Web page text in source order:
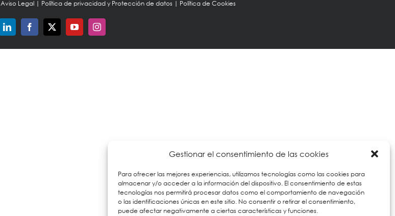
Gestionar el consentimiento de las cookies
Para ofrecer las mejores experiencias, utilizamos tecnologías como las cookies para
almacenar y/o acceder a la información del dispositivo. El consentimiento de estas
tecnologías nos permitirá procesar datos como el comportamiento de navegación
o las identificaciones únicas en este sitio. No consentir o retirar el consentimiento,
puede afectar negativamente a ciertas características y funciones.
Aviso Legal | Política de privacidad y Protección de datos | Política de Cookies
LinkedInFacebook
X YouTubeInstagram